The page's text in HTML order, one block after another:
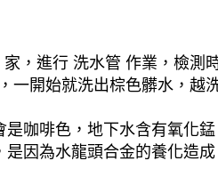
，進行 洗水管 作業，檢
開始就洗出棕色髒水，
咖啡色，地下水含有氧化
因為水龍頭合金的養化造